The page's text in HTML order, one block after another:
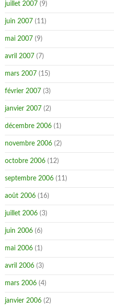
juillet 2007 (9)
juin 2007 (11)
mai 2007 (9)
avril 2007 (7)
mars 2007 (15)
février 2007 (3)
janvier 2007 (2)
décembre 2006 (1)
novembre 2006 (2)
octobre 2006 (12)
septembre 2006 (11)
août 2006 (16)
juillet 2006 (3)
juin 2006 (6)
mai 2006 (1)
avril 2006 (3)
mars 2006 (4)
janvier 2006 (2)